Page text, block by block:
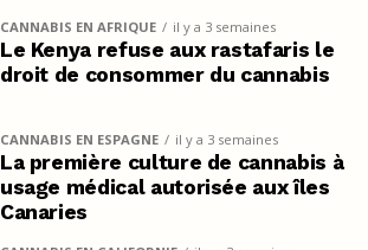
CANNABIS EN AFRIQUE il y a 3 semaines
Le Kenya refuse aux rastafaris le
droit de consommer du cannabis
CANNABIS EN ESPAGNE il y a 3 semaines
La première culture de cannabis à
usage médical autorisée aux îles
Canaries